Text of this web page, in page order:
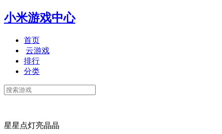
小米游戏中心
首页
云游戏
排行
分类
星星点灯亮晶晶